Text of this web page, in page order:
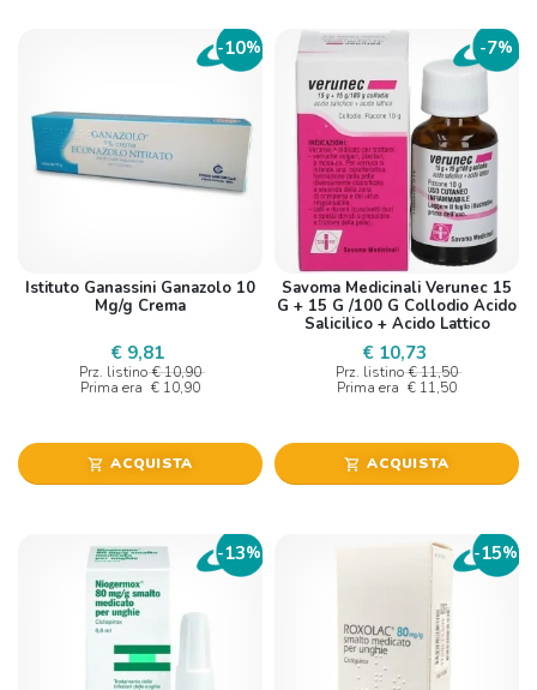
-10%
Istituto Ganassini Ganazolo 10
Mg/g Crema
€ 9,81
Prz. listino € 10,90
Prima era € 10,90
shopping_cart ACQUISTA
-7%
Savoma Medicinali Verunec 15
G + 15 G /100 G Collodio Acido
Salicilico + Acido Lattico
€ 10,73
Prz. listino € 11,50
Prima era € 11,50
shopping_cart ACQUISTA
-13% -15%